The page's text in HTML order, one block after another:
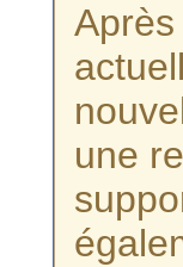
une